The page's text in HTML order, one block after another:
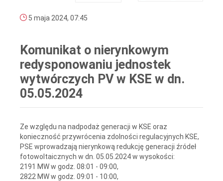
5 maja 2024, 07:45
Komunikat o nierynkowym
redysponowaniu jednostek
wytwórczych PV w KSE w dn.
05.05.2024
Ze względu na nadpodaż generacji w KSE oraz
konieczność przywrócenia zdolności regulacyjnych KSE,
PSE wprowadzają nierynkową redukcję generacji źródeł
fotowoltaicznych w dn. 05.05.2024 w wysokości:
2191 MW w godz. 08:01 - 09:00,
2822 MW w godz. 09:01 - 10:00,